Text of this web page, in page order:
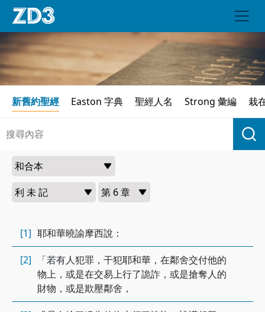
新舊約聖經 Easton 字典 聖經人名 Strong 彙編 栽
[1] 耶和華曉諭摩西說：
[2]
「若有人犯罪，干犯耶和華，在鄰舍交付他的
物上，或是在交易上行了詭詐，或是搶奪人的
財物，或是欺壓鄰舍，